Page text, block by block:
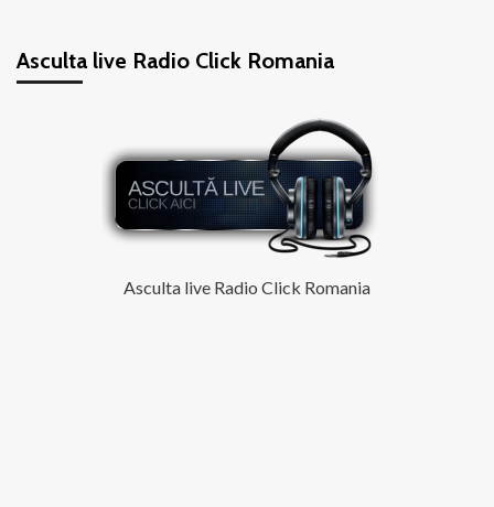
Asculta live Radio Click Romania
Asculta live Radio Click Romania